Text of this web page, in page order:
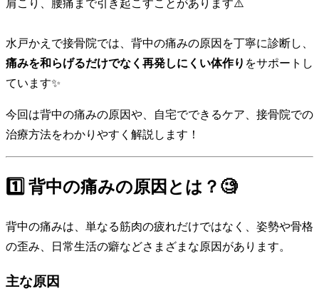
肩こり、腰痛まで引き起こすことがあります⚠️
水戸かえで接骨院では、背中の痛みの原因を丁寧に診断し、
痛みを和らげるだけでなく再発しにくい体作り をサポートし
ています✨
今回は背中の痛みの原因や、自宅でできるケア、接骨院での
治療方法をわかりやすく解説します！
1️⃣ 背中の痛みの原因とは？🧐
背中の痛みは、単なる筋肉の疲れだけではなく、姿勢や骨格
の歪み、日常生活の癖などさまざまな原因があります。
主な原因